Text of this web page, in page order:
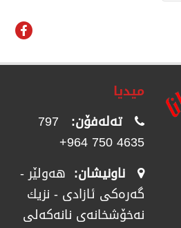
میدیا
تەلەفۆن: 797
4635 750 964+
ناونیشان: هەولێر -
گەرەکی ئازادی - نزیك
نەخۆشخانەی نانەکەلی